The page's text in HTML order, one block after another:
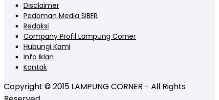
Disclaimer
Pedoman Media SIBER
Redaksi
Company Profil Lampung Corner
Hubungi Kami
Info Iklan
Kontak
Copyright © 2015 LAMPUNG CORNER - All Rights